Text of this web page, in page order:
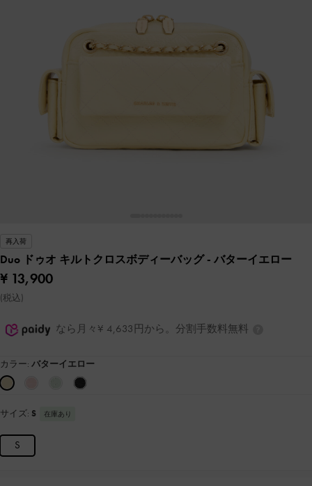
再入荷
Duo ドゥオ キルトクロスボディーバッグ- バターイエロー
¥ 13,900
(税込)
なら月々¥ 4,633円から。分割手数料無料
カラー: バターイエロー
サイズ: S 在庫あり
S